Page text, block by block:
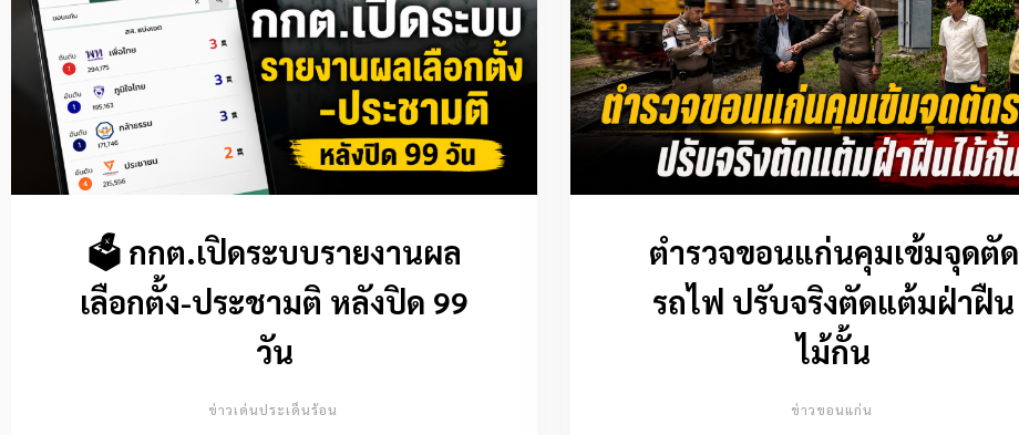
🗳️ กกต.เปิดระบบรายงานผล
เลือกตั้ง-ประชามติ หลังปิด 99
วัน
ข่าวเด่นประเด็นร้อน
ตำรวจขอนแก่นคุมเข้มจุดตัด
รถไฟ ปรับจริงตัดแต้มฝ่าฝืน
ไม้กั้น
ข่าวขอนแก่น